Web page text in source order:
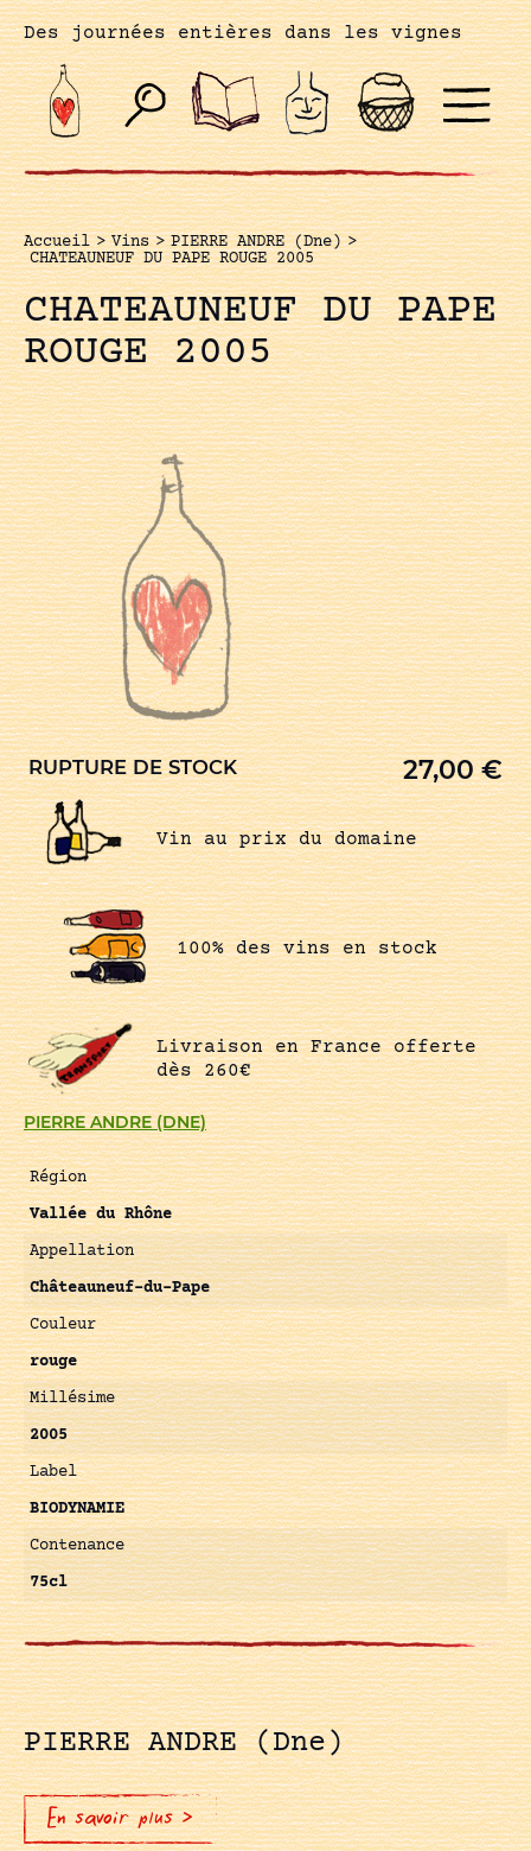
Des journées entières dans les vignes
Accueil > Vins > PIERRE ANDRE (Dne) >
CHATEAUNEUF DU PAPE ROUGE 2005
CHATEAUNEUF DU PAPE
ROUGE 2005
PIERRE ANDRE (DNE)
Région
Vallée du Rhône
Appellation
Châteauneuf-du-Pape
Couleur
rouge
Millésime
2005
Label
BIODYNAMIE
Contenance
75cl
RUPTURE DE STOCK 27,00€
Vin au prix du domaine
100% des vins en stock
Livraison en France offerte
dès 260€
PIERRE ANDRE (Dne)
En savoir plus >